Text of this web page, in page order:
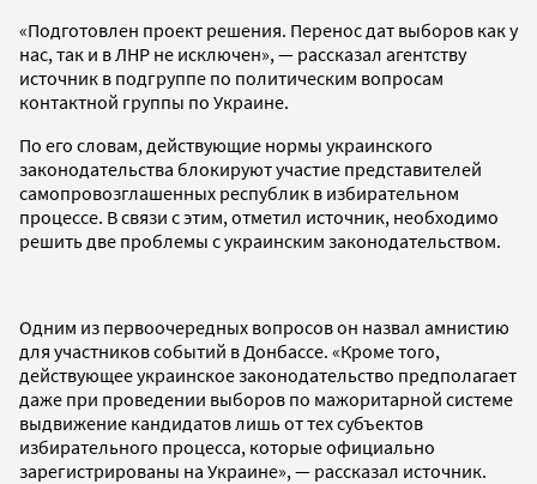
«Подготовлен проект решения. Перенос дат выборов как у
нас, так и в ЛНР не исключен», — рассказал агентству
источник в подгруппе по политическим вопросам
контактной группы по Украине.
По его словам, действующие нормы украинского
законодательства блокируют участие представителей
самопровозглашенных республик в избирательном
процессе. В связи с этим, отметил источник, необходимо
решить две проблемы с украинским законодательством.
Одним из первоочередных вопросов он назвал амнистию
для участников событий в Донбассе. «Кроме того,
действующее украинское законодательство предполагает
даже при проведении выборов по мажоритарной системе
выдвижение кандидатов лишь от тех субъектов
избирательного процесса, которые официально
зарегистрированы на Украине», — рассказал источник.